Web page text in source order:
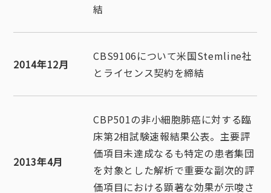
結
2014年12月
CBS9106について米国Stemline社
とライセンス契約を締結
2013年4月
CBP501の非小細胞肺癌に対する臨
床第2相試験速報結果公表。主要評
価項目未達成なるも特定の患者集団
を対象とした解析で重要な副次的評
価項目における顕著な効果が示唆さ